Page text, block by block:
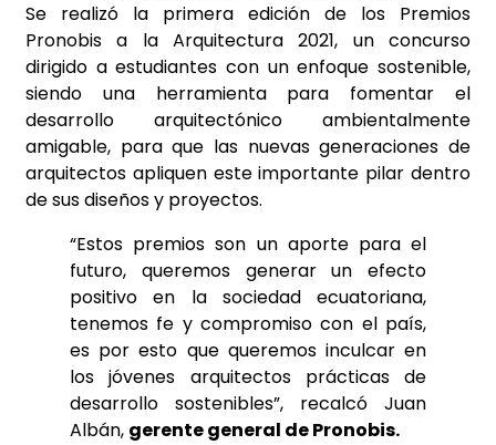
Se realizó la primera edición de los Premios
Pronobis a la Arquitectura 2021, un concurso
dirigido a estudiantes con un enfoque sostenible,
siendo una herramienta para fomentar el
desarrollo arquitectónico ambientalmente
amigable, para que las nuevas generaciones de
arquitectos apliquen este importante pilar dentro
de sus diseños y proyectos.
“Estos premios son un aporte para el
futuro, queremos generar un efecto
positivo en la sociedad ecuatoriana,
tenemos fe y compromiso con el país,
es por esto que queremos inculcar en
los jóvenes arquitectos prácticas de
desarrollo sostenibles”, recalcó Juan
Albán, gerente general de Pronobis.